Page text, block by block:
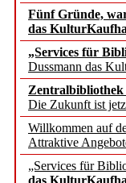
Fünf Gründe,
das
„Services für
Dussmann das
Zentralbibliothek
Die Zukunft ist
Willkommen auf
Attraktive
„Services für
das
"Die